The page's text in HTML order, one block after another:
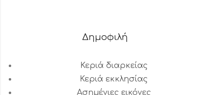
Δημοφιλή
Κεριά διαρκείας
Κεριά εκκλησίας
Ασημένιες εικόνες